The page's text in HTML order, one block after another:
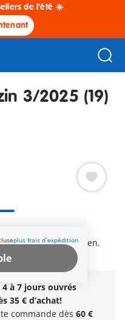
de l'été ☀️
3/2025 (19)
viele Mitmach-Seiten.
à 7 jours ouvrés
35 € d’achat!
commande dès 60 €
plus frais d´expédition